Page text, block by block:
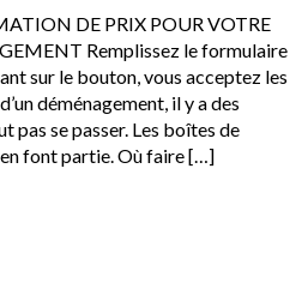
DE PRIX POUR VOTRE
Remplissez le formulaire
sur le bouton, vous acceptez les
déménagement, il y a des
pas se passer. Les boîtes de
font partie. Où faire […]